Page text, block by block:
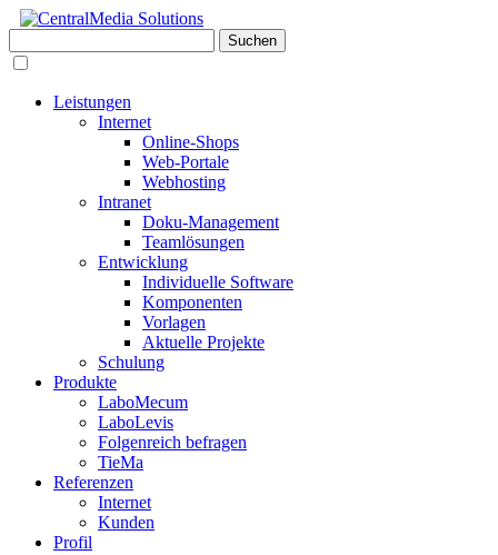
Leistungen
Internet
Online-Shops
Web-Portale
Webhosting
Intranet
Doku-Management
Teamlösungen
Entwicklung
Individuelle Software
Komponenten
Vorlagen
Aktuelle Projekte
Schulung
Produkte
LaboMecum
LaboLevis
Folgenreich befragen
TieMa
Referenzen
Internet
Kunden
Profil